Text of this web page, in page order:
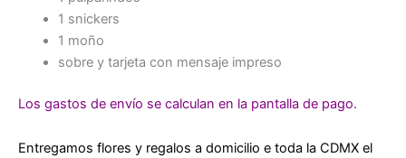
1 snickers
1 moño
sobre y tarjeta con mensaje impreso
Los gastos de envío se calculan en la pantalla de pago.
Entregamos flores y regalos a domicilio e toda la CDMX el